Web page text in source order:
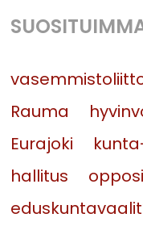
Rauma
Eurajoki
hallitus